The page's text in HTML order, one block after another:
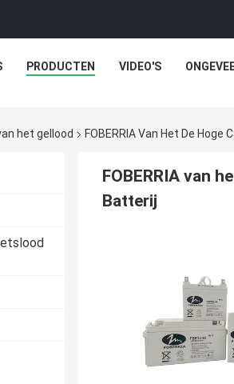
PRODUCTEN VIDEO'S
het gellood FOBERRIA Van Het De
FOBERRIA van
Batterij